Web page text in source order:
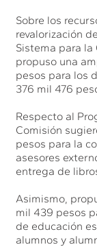
Sobre los
revalorización
Sistema para la
propuso una
pesos para los
376 mil 476
Respecto al
Comisión
pesos para la
asesores
entrega de
Asimismo,
mil 439 pesos
de educación
alumnos y